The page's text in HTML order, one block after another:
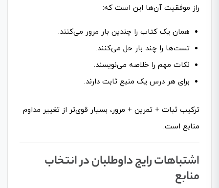
راز موفقیت آن‌ها این است که:
همان یک کتاب را چندین بار مرور می‌کنند.
تست‌ها را چند بار حل می‌کنند.
نکات مهم را خلاصه می‌نویسند.
برای هر درس یک منبع ثابت دارند.
ترکیب ثبات + تمرین + مرور، بسیار قوی‌تر از تغییر مداوم
منابع است.
اشتباهات رایج داوطلبان در انتخاب
منابع